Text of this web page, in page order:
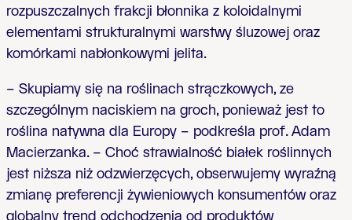
rozpuszczalnych frakcji błonnika z koloidalnymi
elementami strukturalnymi warstwy śluzowej oraz
komórkami nabłonkowymi jelita.
– Skupiamy się na roślinach strączkowych, ze
szczególnym naciskiem na groch, ponieważ jest to
roślina natywna dla Europy – podkreśla prof. Adam
Macierzanka. – Choć strawialność białek roślinnych
jest niższa niż odzwierzęcych, obserwujemy wyraźną
zmianę preferencji żywieniowych konsumentów oraz